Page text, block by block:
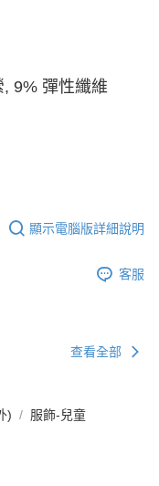
9% 彈性纖維
顯示電腦版詳細說明
客服
查看全部
) 服飾-兒童